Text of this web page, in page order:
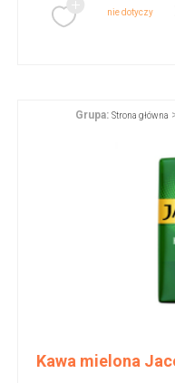
nie dotyczy
Grupa: Strona główna
Kawa mielona